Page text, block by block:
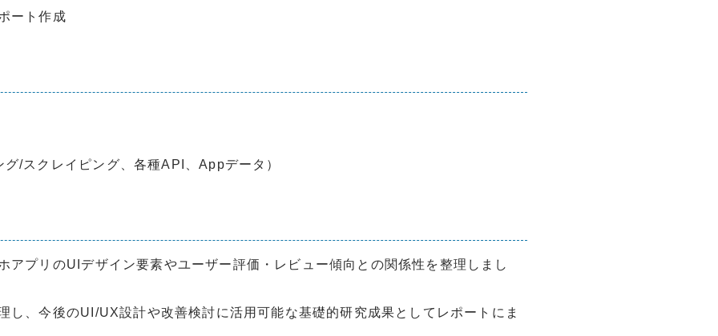
ート作成
/スクレイピング、各種API、Appデータ）
アプリのUIデザイン要素やユーザー評価・レビュー傾向との関係性を整理しまし
し、今後のUI/UX設計や改善検討に活用可能な基礎的研究成果としてレポートにま